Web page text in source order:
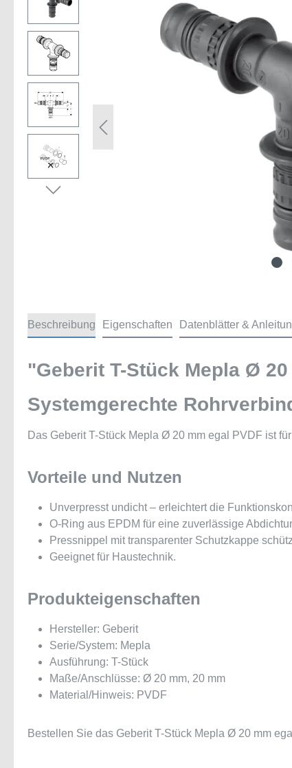
Beschreibung Eigenschaften Datenblätter &
"Geberit T-Stück Mepla Ø
Systemgerechte
Das Geberit T-Stück Mepla Ø 20 mm egal PVDF ist
Vorteile und Nutzen
Unverpresst undicht – erleichtert die
O-Ring aus EPDM für eine zuverlässige
Pressnippel mit transparenter Schutzkappe
Geeignet für Haustechnik.
Produkteigenschaften
Hersteller: Geberit
Serie/System: Mepla
Ausführung: T-Stück
Maße/Anschlüsse: Ø 20 mm, 20 mm
Material/Hinweis: PVDF
Bestellen Sie das Geberit T-Stück Mepla Ø 20 mm